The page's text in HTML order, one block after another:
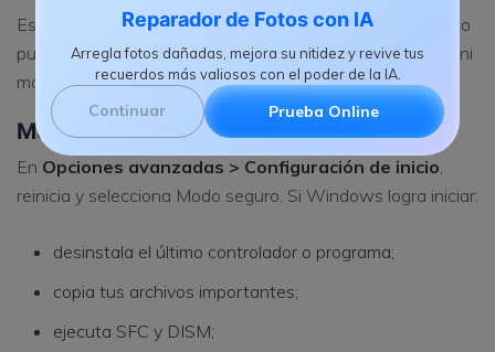
Reparador de Fotos con IA
Arregla fotos dañadas, mejora su nitidez y revive tus
recuerdos más valiosos con el poder de la IA.
Continuar Prueba Online
Es el primer método recomendado cuando el equipo ya no
puede arrancar, porque no requiere introducir comandos ni
modificar particiones manualmente.
Método 6. Usa Modo seguro
En Opciones avanzadas > Configuración de inicio
reinicia y selecciona Modo seguro. Si Windows logra iniciar:
desinstala el último controlador o programa;
copia tus archivos importantes;
ejecuta SFC y DISM;